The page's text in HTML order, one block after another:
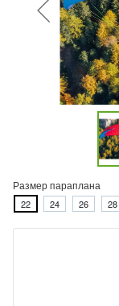
Размер параплана
22 24 26 28